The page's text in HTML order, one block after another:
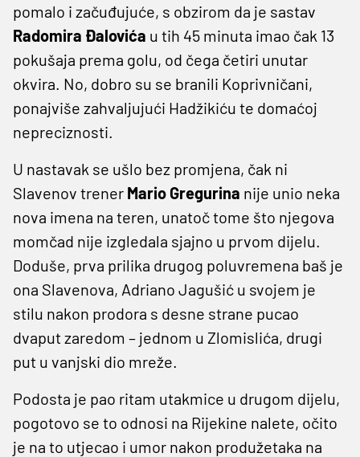
pomalo i začuđujuće, s obzirom da je sastav
Radomira Đalovića u tih 45 minuta imao čak 13
pokušaja prema golu, od čega četiri unutar
okvira. No, dobro su se branili Koprivničani,
ponajviše zahvaljujući Hadžikiću te domaćoj
nepreciznosti.
U nastavak se ušlo bez promjena, čak ni
Slavenov trener Mario Gregurina nije unio neka
nova imena na teren, unatoč tome što njegova
momčad nije izgledala sjajno u prvom dijelu.
Doduše, prva prilika drugog poluvremena baš je
ona Slavenova, Adriano Jagušić u svojem je
stilu nakon prodora s desne strane pucao
dvaput zaredom – jednom u Zlomislića, drugi
put u vanjski dio mreže.
Podosta je pao ritam utakmice u drugom dijelu,
pogotovo se to odnosi na Rijekine nalete, očito
je na to utjecao i umor nakon produžetaka na